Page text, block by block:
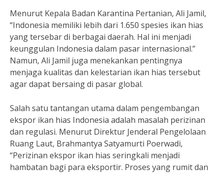
Menurut Kepala Badan Karantina Pertanian, Ali Jamil,
“Indonesia memiliki lebih dari 1.650 spesies ikan hias
yang tersebar di berbagai daerah. Hal ini menjadi
keunggulan Indonesia dalam pasar internasional.”
Namun, Ali Jamil juga menekankan pentingnya
menjaga kualitas dan kelestarian ikan hias tersebut
agar dapat bersaing di pasar global.
Salah satu tantangan utama dalam pengembangan
ekspor ikan hias Indonesia adalah masalah perizinan
dan regulasi. Menurut Direktur Jenderal Pengelolaan
Ruang Laut, Brahmantya Satyamurti Poerwadi,
“Perizinan ekspor ikan hias seringkali menjadi
hambatan bagi para eksportir. Proses yang rumit dan